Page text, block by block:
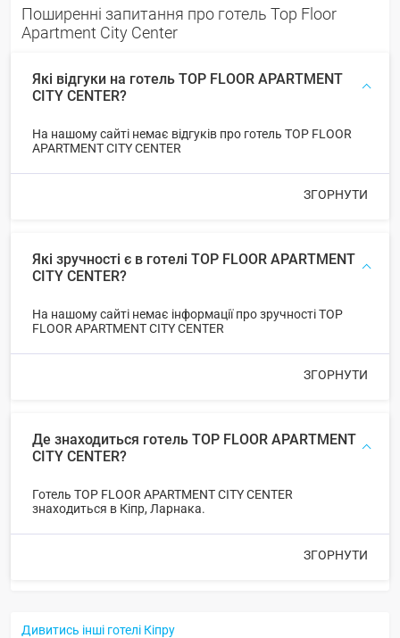
Поширенні запитання про готель Top Floor
Apartment City Center
Які відгуки на готель TOP FLOOR APARTMENT
CITY CENTER?
На нашому сайті немає відгуків про готель TOP FLOOR
APARTMENT CITY CENTER
ЗГОРНУТИ
Які зручності є в готелі TOP FLOOR APARTMENT
CITY CENTER?
На нашому сайті немає інформації про зручності TOP
FLOOR APARTMENT CITY CENTER
ЗГОРНУТИ
Де знаходиться готель TOP FLOOR APARTMENT
CITY CENTER?
Готель TOP FLOOR APARTMENT CITY CENTER
знаходиться в Кіпр, Ларнака.
ЗГОРНУТИ
Дивитись інші готелі Кіпру